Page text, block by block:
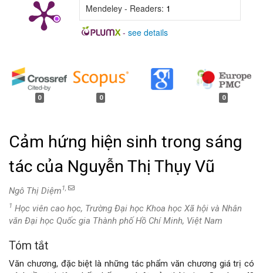
Mendeley - Readers: 1
- see details
0 0 0
Cảm hứng hiện sinh trong sáng
tác của Nguyễn Thị Thụy Vũ
Ngô Thị Diệm1,
1 Học viên cao học, Trường Đại học Khoa học Xã hội và Nhân
văn Đại học Quốc gia Thành phố Hồ Chí Minh, Việt Nam
Nội
Tóm tắt
Văn chương, đặc biệt là những tác phẩm văn chương giá trị có